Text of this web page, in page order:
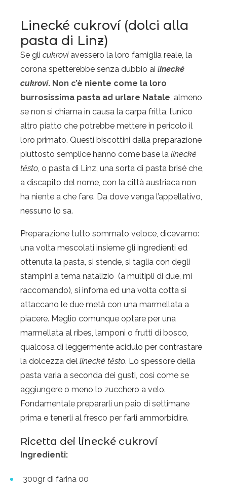
Linecké cukroví(dolci alla
pasta di Linz)
Se gli cukrovíavessero la loro famiglia reale, la
corona spetterebbe senza dubbio ai linecké
cukroví. Non c’è niente come la loro
burrosissima pasta ad urlare Natale, almeno
se non si chiama in causa la carpa fritta, l’unico
altro piatto che potrebbe mettere in pericolo il
loro primato. Questi biscottini dalla preparazione
piuttosto semplice hanno come base la linecké
těsto, o pasta di Linz, una sorta di pasta brisé che,
a discapito del nome, con la città austriaca non
ha niente a che fare. Da dove venga l’appellativo,
nessuno lo sa.
Preparazione tutto sommato veloce, dicevamo:
una volta mescolati insieme gli ingredienti ed
ottenuta la pasta, si stende, si taglia con degli
stampini a tema natalizio (a multipli di due, mi
raccomando), si inforna ed una volta cotta si
attaccano le due metà con una marmellata a
piacere. Meglio comunque optare per una
marmellata al ribes, lamponi o frutti di bosco,
qualcosa di leggermente acidulo per contrastare
la dolcezza del linecké těsto. Lo spessore della
pasta varia a seconda dei gusti, così come se
aggiungere o meno lo zucchero a velo.
Fondamentale prepararli un paio di settimane
prima e tenerli al fresco per farli ammorbidire.
Ricetta dei linecké cukroví
Ingredienti:
300gr di farina 00